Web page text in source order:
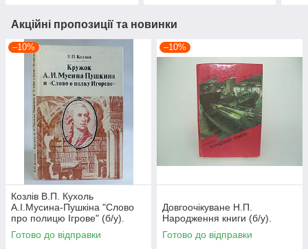
Акційні пропозиції та новинки
–10%
Козлів В.П. Кухоль
А.І.Мусина-Пушкіна "Слово
про полицю Ігрове" (б/у).
Готово до відправки
–10%
Довгоочікуване Н.П.
Народження книги (б/у).
Готово до відправки